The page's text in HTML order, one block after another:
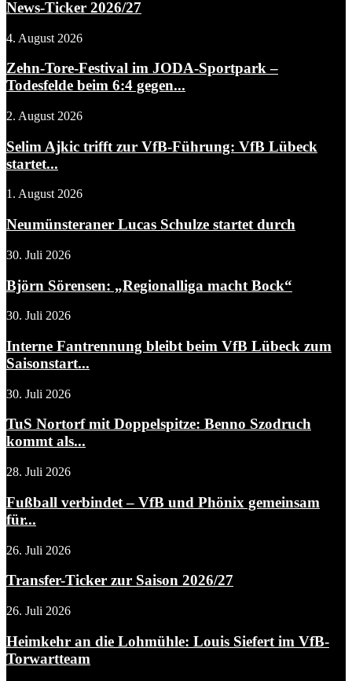
News-Ticker 2026/27
4. August 2026
Zehn-Tore-Festival im JODA-Sportpark –
Todesfelde beim 6:4 gegen...
2. August 2026
Selim Ajkic trifft zur VfB-Führung: VfB Lübeck
startet...
1. August 2026
Neumünsteraner Lucas Schulze startet durch
30. Juli 2026
Björn Sörensen: „Regionalliga macht Bock“
30. Juli 2026
Interne Fantrennung bleibt beim VfB Lübeck zum
Saisonstart...
30. Juli 2026
TuS Nortorf mit Doppelspitze: Benno Szodruch
kommt als...
28. Juli 2026
Fußball verbindet – VfB und Phönix gemeinsam
für...
26. Juli 2026
Transfer-Ticker zur Saison 2026/27
26. Juli 2026
Heimkehr an die Lohmühle: Louis Siefert im VfB-
Torwartteam